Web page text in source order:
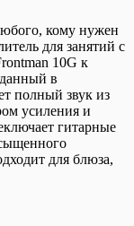
кому нужен
для занятий с
10G к
в
полный звук из
усиления и
гитарные
для блюза,